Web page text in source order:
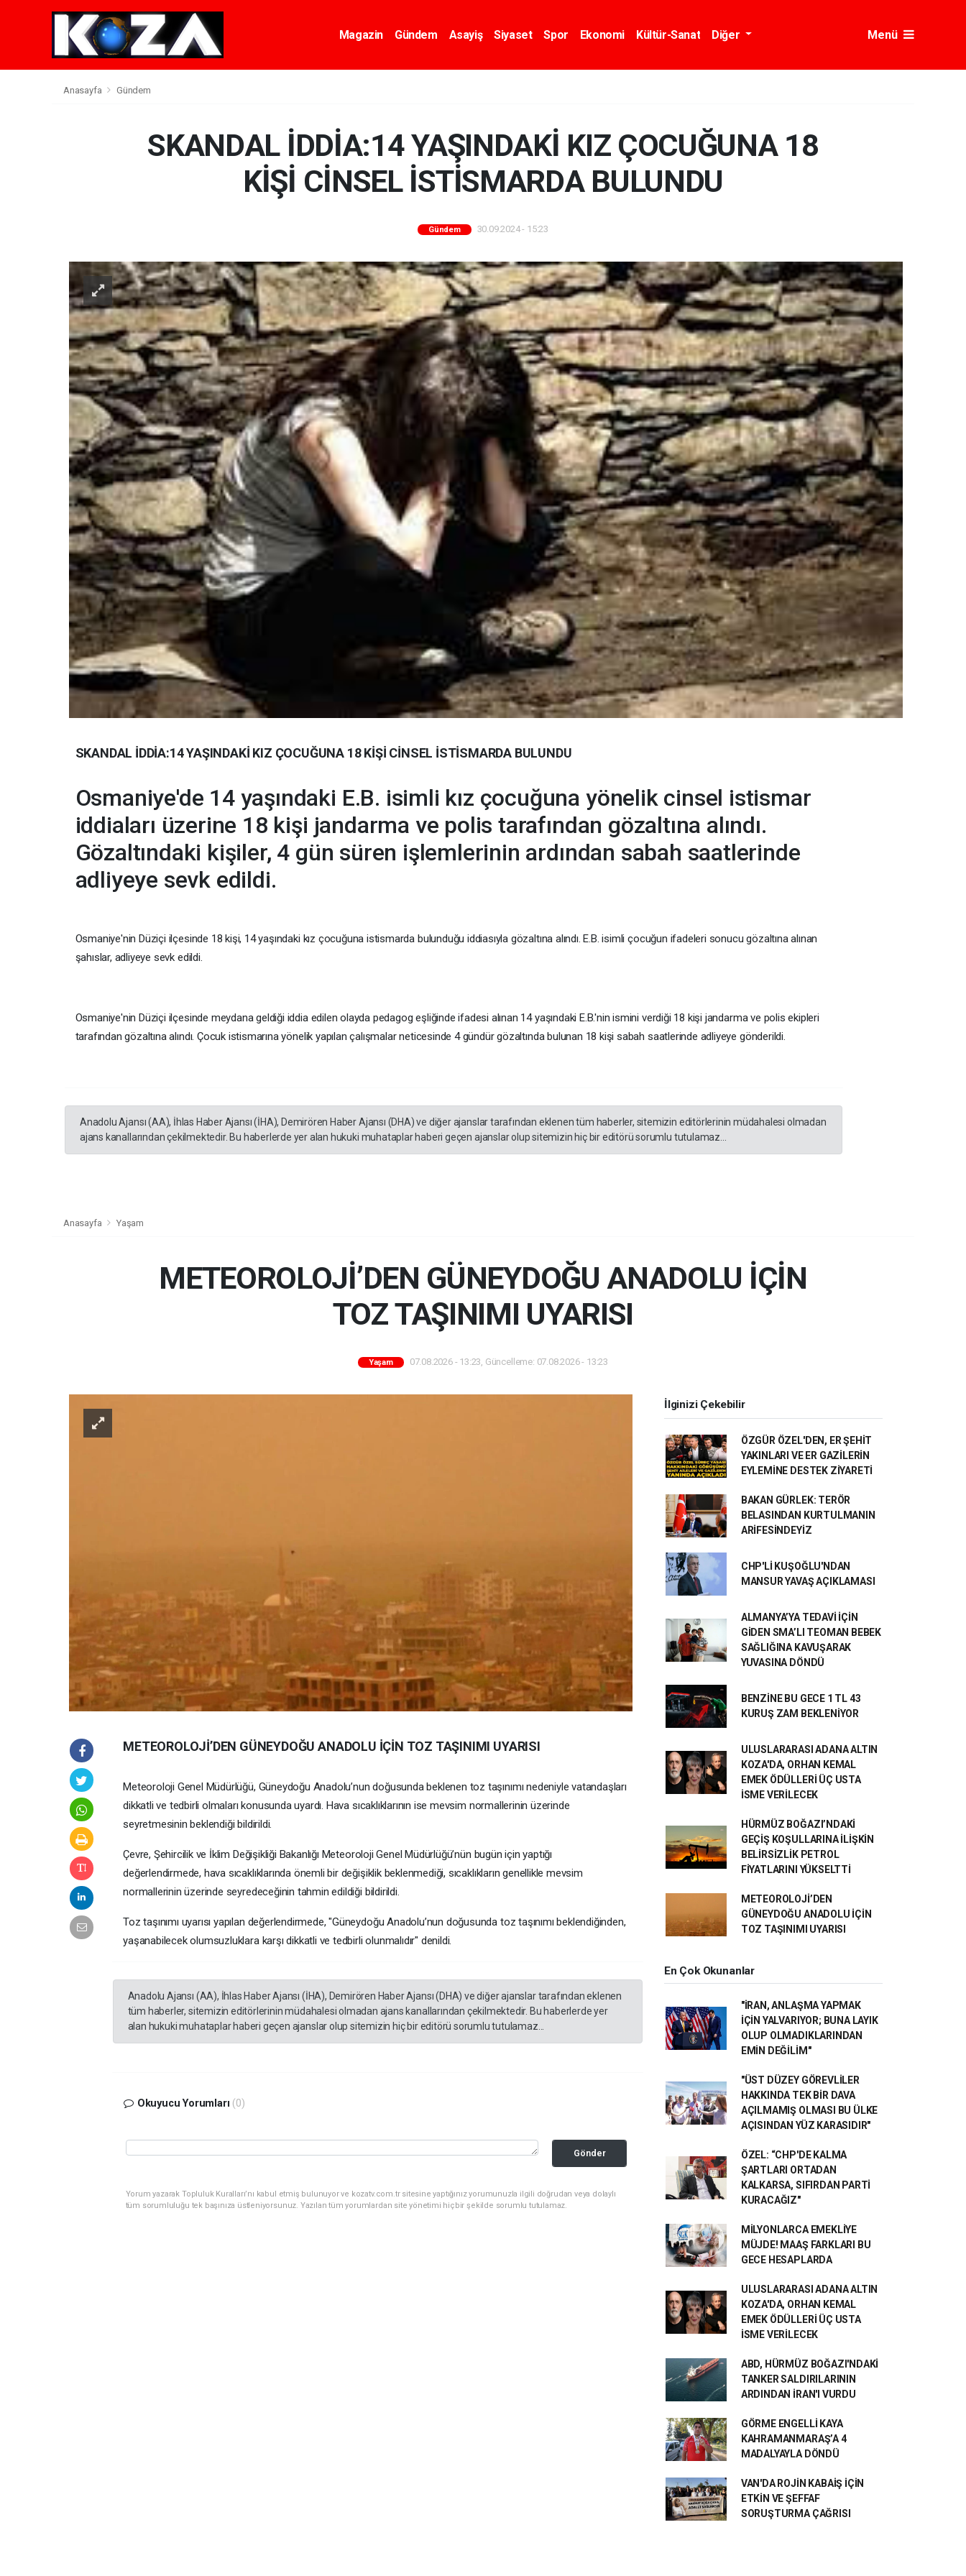
Magazin Gündem Asayiş Siyaset Spor Ekonomi Kültür-Sanat Diğer Menü
Anasayfa Gündem
SKANDAL İDDİA:14 YAŞINDAKİ KIZ ÇOCUĞUNA 18
KİŞİ CİNSEL İSTİSMARDA BULUNDU
Gündem 30.09.2024 - 15:23
SKANDAL İDDİA:14 YAŞINDAKİ KIZ ÇOCUĞUNA 18 KİŞİ CİNSEL İSTİSMARDA BULUNDU
Osmaniye'de 14 yaşındaki E.B. isimli kız çocuğuna yönelik cinsel istismar
iddiaları üzerine 18 kişi jandarma ve polis tarafından gözaltına alındı.
Gözaltındaki kişiler, 4 gün süren işlemlerinin ardından sabah saatlerinde
adliyeye sevk edildi.
Osmaniye'nin Düziçi ilçesinde 18 kişi, 14 yaşındaki kız çocuğuna istismarda bulunduğu iddiasıyla gözaltına alındı. E.B. isimli çocuğun ifadeleri sonucu gözaltına alınan
şahıslar, adliyeye sevk edildi.
Osmaniye'nin Düziçi ilçesinde meydana geldiği iddia edilen olayda pedagog eşliğinde ifadesi alınan 14 yaşındaki E.B.'nin ismini verdiği 18 kişi jandarma ve polis ekipleri
tarafından gözaltına alındı. Çocuk istismarına yönelik yapılan çalışmalar neticesinde 4 gündür gözaltında bulunan 18 kişi sabah saatlerinde adliyeye gönderildi.
Anadolu Ajansı (AA), İhlas Haber Ajansı (İHA), Demirören Haber Ajansı (DHA) ve diğer ajanslar tarafından eklenen tüm haberler, sitemizin editörlerinin müdahalesi olmadan
ajans kanallarından çekilmektedir. Bu haberlerde yer alan hukuki muhataplar haberi geçen ajanslar olup sitemizin hiç bir editörü sorumlu tutulamaz...
Anasayfa Yaşam
METEOROLOJİ’DEN GÜNEYDOĞU ANADOLU İÇİN
TOZ TAŞINIMI UYARISI
Yaşam 07.08.2026 - 13:23, Güncelleme: 07.08.2026 - 13:23
METEOROLOJİ’DEN GÜNEYDOĞU ANADOLU İÇİN TOZ TAŞINIMI UYARISI
Meteoroloji Genel Müdürlüğü, Güneydoğu Anadolu’nun doğusunda beklenen toz taşınımı nedeniyle vatandaşları
dikkatli ve tedbirli olmaları konusunda uyardı. Hava sıcaklıklarının ise mevsim normallerinin üzerinde
seyretmesinin beklendiği bildirildi.
Çevre, Şehircilik ve İklim Değişikliği Bakanlığı Meteoroloji Genel Müdürlüğü’nün bugün için yaptığı
değerlendirmede, hava sıcaklıklarında önemli bir değişiklik beklenmediği, sıcaklıkların genellikle mevsim
normallerinin üzerinde seyredeceğinin tahmin edildiği bildirildi.
Toz taşınımı uyarısı yapılan değerlendirmede, "Güneydoğu Anadolu’nun doğusunda toz taşınımı beklendiğinden,
yaşanabilecek olumsuzluklara karşı dikkatli ve tedbirli olunmalıdır" denildi.
Anadolu Ajansı (AA), İhlas Haber Ajansı (İHA), Demirören Haber Ajansı (DHA) ve diğer ajanslar tarafından eklenen
tüm haberler, sitemizin editörlerinin müdahalesi olmadan ajans kanallarından çekilmektedir. Bu haberlerde yer
alan hukuki muhataplar haberi geçen ajanslar olup sitemizin hiç bir editörü sorumlu tutulamaz...
Okuyucu Yorumları (0)
Gönder
Yorum yazarak Topluluk Kuralları’nı kabul etmiş bulunuyor ve kozatv.com.tr sitesine yaptığınız yorumunuzla ilgili doğrudan veya dolaylı
tüm sorumluluğu tek başınıza üstleniyorsunuz. Yazılan tüm yorumlardan site yönetimi hiçbir şekilde sorumlu tutulamaz.
İlginizi Çekebilir
ÖZGÜR ÖZEL'DEN, ER ŞEHİT
YAKINLARI VE ER GAZİLERİN
EYLEMİNE DESTEK ZİYARETİ
BAKAN GÜRLEK: TERÖR
BELASINDAN KURTULMANIN
ARİFESİNDEYİZ
CHP'Lİ KUŞOĞLU'NDAN
MANSUR YAVAŞ AÇIKLAMASI
ALMANYA’YA TEDAVİ İÇİN
GİDEN SMA’LI TEOMAN BEBEK
SAĞLIĞINA KAVUŞARAK
YUVASINA DÖNDÜ
BENZİNE BU GECE 1 TL 43
KURUŞ ZAM BEKLENİYOR
ULUSLARARASI ADANA ALTIN
KOZA'DA, ORHAN KEMAL
EMEK ÖDÜLLERİ ÜÇ USTA
İSME VERİLECEK
HÜRMÜZ BOĞAZI’NDAKİ
GEÇİŞ KOŞULLARINA İLİŞKİN
BELİRSİZLİK PETROL
FİYATLARINI YÜKSELTTİ
METEOROLOJİ’DEN
GÜNEYDOĞU ANADOLU İÇİN
TOZ TAŞINIMI UYARISI
En Çok Okunanlar
"İRAN, ANLAŞMA YAPMAK
İÇİN YALVARIYOR; BUNA LAYIK
OLUP OLMADIKLARINDAN
EMİN DEĞİLİM"
"ÜST DÜZEY GÖREVLİLER
HAKKINDA TEK BİR DAVA
AÇILMAMIŞ OLMASI BU ÜLKE
AÇISINDAN YÜZ KARASIDIR"
ÖZEL: “CHP'DE KALMA
ŞARTLARI ORTADAN
KALKARSA, SIFIRDAN PARTİ
KURACAĞIZ"
MİLYONLARCA EMEKLİYE
MÜJDE! MAAŞ FARKLARI BU
GECE HESAPLARDA
ULUSLARARASI ADANA ALTIN
KOZA'DA, ORHAN KEMAL
EMEK ÖDÜLLERİ ÜÇ USTA
İSME VERİLECEK
ABD, HÜRMÜZ BOĞAZI'NDAKİ
TANKER SALDIRILARININ
ARDINDAN İRAN'I VURDU
GÖRME ENGELLİ KAYA
KAHRAMANMARAŞ’A 4
MADALYAYLA DÖNDÜ
VAN'DA ROJİN KABAİŞ İÇİN
ETKİN VE ŞEFFAF
SORUŞTURMA ÇAĞRISI